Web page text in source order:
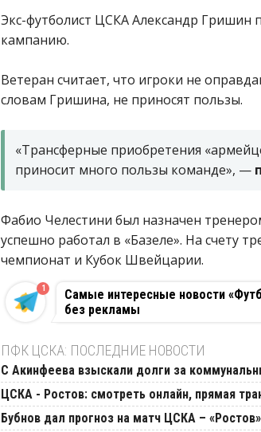
Экс-футболист ЦСКА Александр
кампанию.
Ветеран считает, что игроки не
словам Гришина, не приносят пользы.
«Трансферные приобретения
приносит много пользы команде», —
Фабио Челестини был назначен
успешно работал в «Базеле». На счету
чемпионат и Кубок Швейцарии.
Самые интересные новости
без рекламы
1
ПФК ЦСКА: ПОСЛЕДНИЕ НОВОСТИ
С Акинфеева взыскали долги за
ЦСКА - Ростов: смотреть онлайн, прямая
Бубнов дал прогноз на матч ЦСКА – «Ростов»